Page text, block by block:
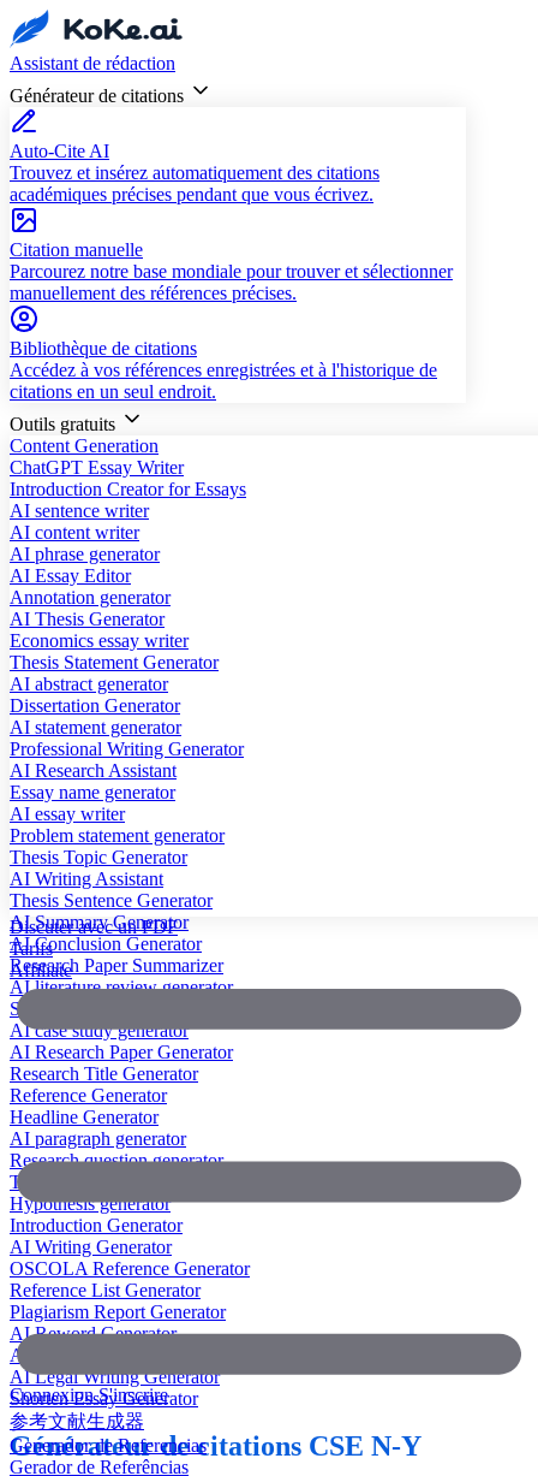
Assistant de rédaction
Générateur de citations
Auto-Cite AI
Trouvez et insérez automatiquement des citations
académiques précises pendant que vous écrivez.
Citation manuelle
Parcourez notre base mondiale pour trouver et sélectionner
manuellement des références précises.
Bibliothèque de citations
Accédez à vos références enregistrées et à l'historique de
citations en un seul endroit.
Outils gratuits
Content Generation
ChatGPT Essay Writer
Introduction Creator for Essays
AI sentence writer
AI content writer
AI phrase generator
AI Essay Editor
Annotation generator
AI Thesis Generator
Economics essay writer
Thesis Statement Generator
AI abstract generator
Dissertation Generator
AI statement generator
Professional Writing Generator
AI Research Assistant
Essay name generator
AI essay writer
Problem statement generator
Thesis Topic Generator
AI Writing Assistant
Thesis Sentence Generator
AI Summary Generator
AI Conclusion Generator
Research Paper Summarizer
AI literature review generator
Scientific Paper Summarizer
AI case study generator
AI Research Paper Generator
Research Title Generator
Reference Generator
Headline Generator
AI paragraph generator
Research question generator
Thesis paragraph generator
Hypothesis generator
Introduction Generator
AI Writing Generator
OSCOLA Reference Generator
Reference List Generator
Plagiarism Report Generator
AI Reword Generator
AI Bullet Point Generator
AI Legal Writing Generator
Shorten Essay Generator
参考文献生成器
Generador de Referencias
Gerador de Referências
Discuter avec un PDF
Tarifs
Affiliate
ConnexionS'inscrire
Générateur de citations CSE N-Y